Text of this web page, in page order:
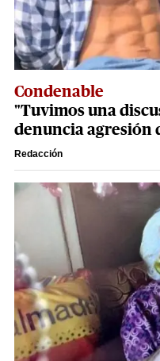
Condenable
"Tuvimos una
denuncia agresión
Redacción